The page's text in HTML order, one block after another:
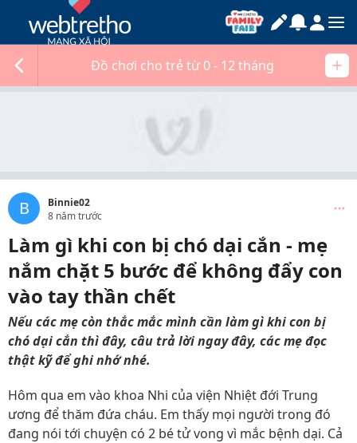
Đồ chơi cho trẻ từ 0 - 12 tháng
B
Binnie02
8 năm trước
Làm gì khi con bị chó dại cắn - mẹ
nắm chặt 5 bước để không đẩy con
vào tay thần chết
Nếu các mẹ còn thắc mắc mình cần làm gì khi con bị
chó dại cắn thì đây, câu trả lời ngay đây, các mẹ đọc
thật kỹ để ghi nhớ nhé.
Hôm qua em vào khoa Nhi của viện Nhiệt đới Trung
ương để thăm đứa cháu. Em thấy mọi người trong đó
đang nói tới chuyện có 2 bé tử vong vì mắc bệnh dại. Cả